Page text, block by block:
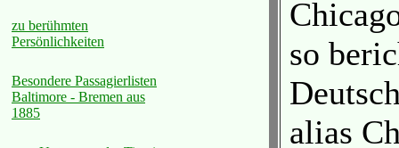
zu berühmten
Persönlichkeiten
Besondere Passagierlisten
Baltimore - Bremen aus
1885
so
alias